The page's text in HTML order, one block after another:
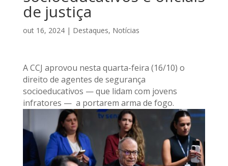
de justiça
out 16, 2024| Destaques, Notícias
A CCJ aprovou nesta quarta-feira (16/10) o
direito de agentes de segurança
socioeducativos — que lidam com jovens
infratores — a portarem arma de fogo.